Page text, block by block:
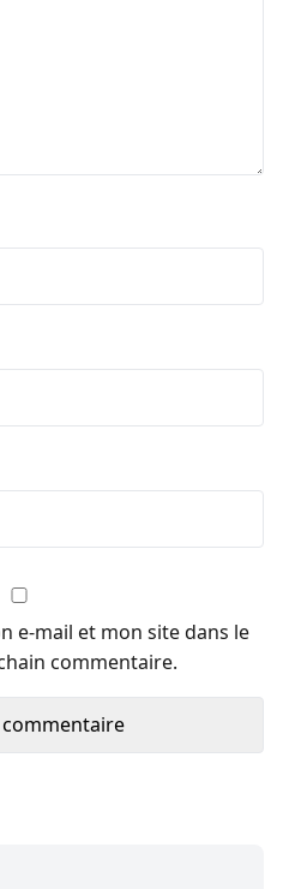
e-mail et mon site dans le
commentaire.